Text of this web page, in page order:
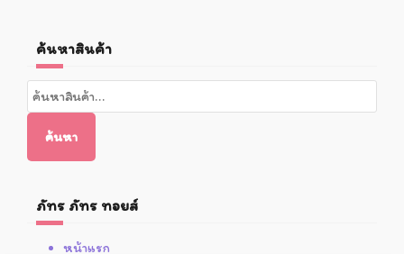
ค้นหาสินค้า
ค้นหา:
ค้นหา
ภัทร ภัทร ทอยส์
หน้าแรก